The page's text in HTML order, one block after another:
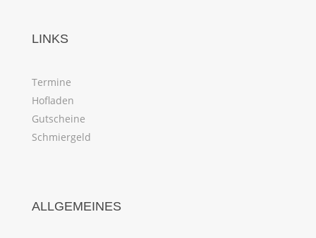
LINKS
Termine
Hofladen
Gutscheine
Schmiergeld
ALLGEMEINES